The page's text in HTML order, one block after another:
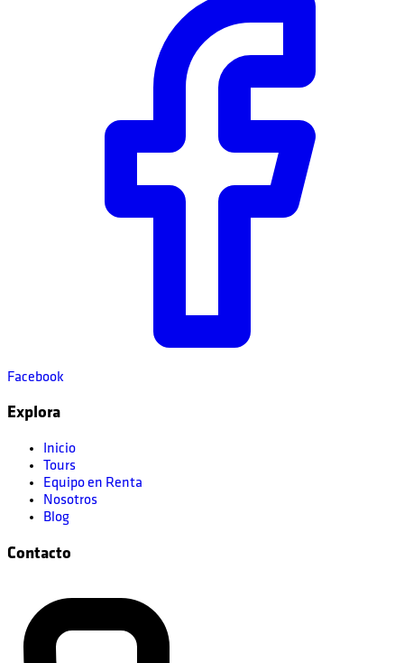
Facebook
Explora
Inicio
Tours
Equipo en Renta
Nosotros
Blog
Contacto